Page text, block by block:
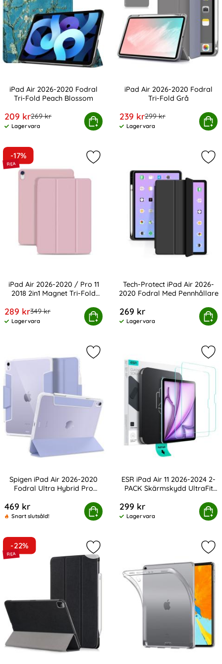
iPad Air 2026-2020 Fodral
Tri-Fold Peach Blossom
rea pris
209 krtidigare pris
269 kr
Tillgänglighet:
Lagervara
Köp
Air 2026-2020 Fodral Tri-Fold Peach Blossom
iPad Air 2026-2020 Fodral
Tri-Fold Grå
rea pris
239 krtidigare pris
299 kr
Tillgänglighet:
Lagervara
Köp
iPad Air 2026-2020
-17%
iPad Air 2026-2020 / Pro 11
2018 2in1 Magnet Tri-Fold
rea pris
289 krtidigare pris
349 kr
Tillgänglighet:
Lagervara
Köp
2026-2020 / Pro 11 2018 2in1 Magnet Tri-Fold Fodral
Markera iPad Air 2026-2020 / Pro
Tech-Protect iPad Air 2026-
2020 Fodral Med Pennhållare
269 kr
Tillgänglighet:
Lagervara
Köp
Tech-Protect iPad Air 2026-
Spigen iPad Air 2026-2020
Fodral Ultra Hybrid Pro
469 kr
Snart slutsåld!
Köp
iPad Air 2026-2020 Fodral Ultra Hybrid Pro Lavender
Markera spigen iPad Air 2026-
ESR iPad Air 11 2026-2024 2-
PACK Skärmskydd UltraFit
299 kr
Tillgänglighet:
Lagervara
Köp
ESR iPad Air 11 2026-2024 2-PACK
-22%
Markera iPad Air 2026-2020 / Pro